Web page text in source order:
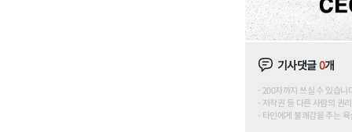
기사댓글0개
200자까지 쓰실 수 있습
저작권 등 다른 사람의 권
타인에게 불쾌감을 주는